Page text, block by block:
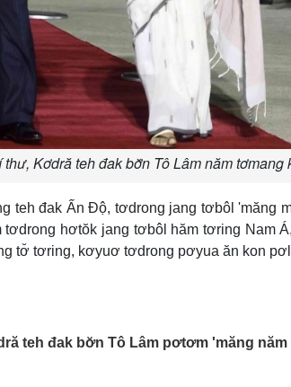
thư, Kơdră teh đak bơ̆n Tô Lâm năm
teh đak Ấn Độ, tơdrong jang tơbôl 'măng
hơtŏk jang tơbôl hăm tơring Nam
tơ̆ tơring, kơyuơ tơdrong pơyua ăn kon
teh đak bơ̆n Tô Lâm pơtơm 'măng